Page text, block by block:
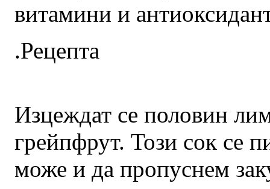
витамини и
.Рецепта
Изцеждат се половин
грейпфрут. Този сок се
може и да пропуснем